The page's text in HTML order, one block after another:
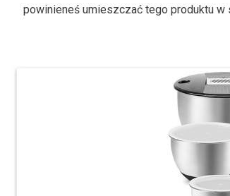
powinieneś umieszczać tego produktu